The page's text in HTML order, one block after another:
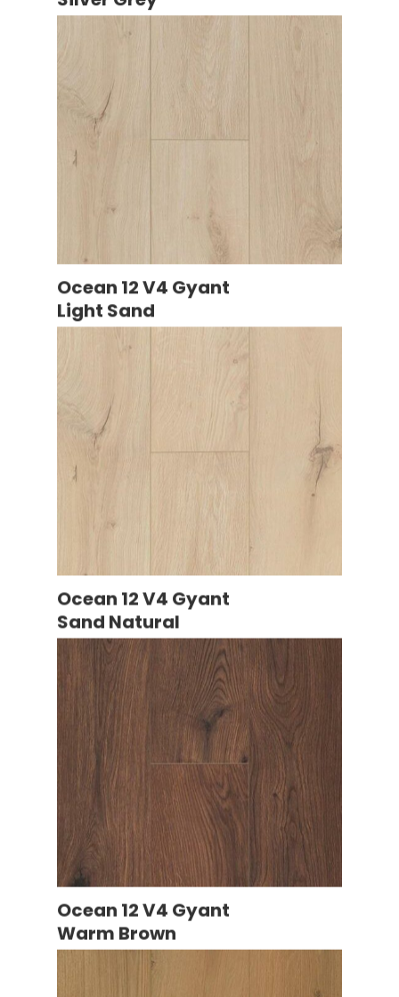
Ocean 12 V4 Gyant
Light Sand
Ocean 12 V4 Gyant
Sand Natural
Ocean 12 V4 Gyant
Warm Brown